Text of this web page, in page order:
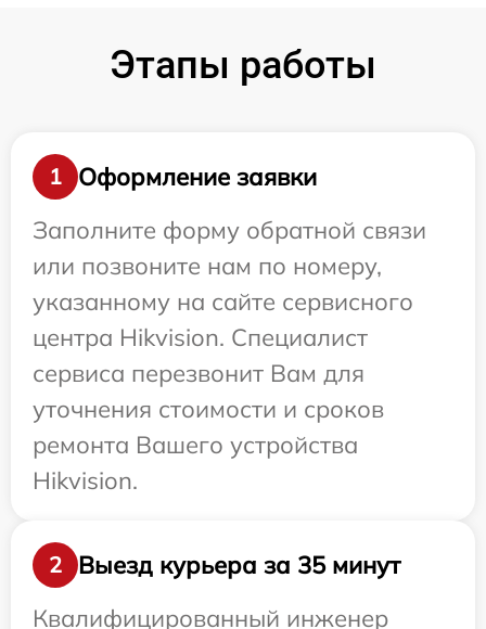
Этапы работы
1
Оформление заявки
Заполните форму обратной связи
или позвоните нам по номеру,
указанному на сайте сервисного
центра Hikvision. Специалист
сервиса перезвонит Вам для
уточнения стоимости и сроков
ремонта Вашего устройства
Hikvision.
2
Выезд курьера за 35 минут
Квалифицированный инженер